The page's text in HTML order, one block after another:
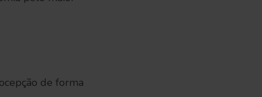
de forma